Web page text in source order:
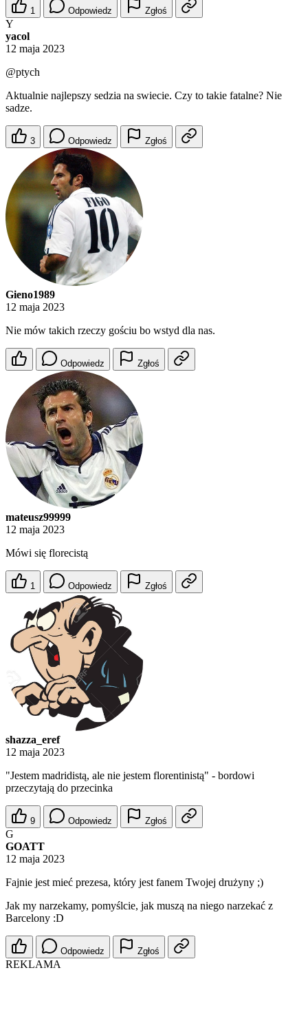
1 Odpowiedz Zgłoś
Y
yacol
12 maja 2023
@ptych
Aktualnie najlepszy sedzia na swiecie. Czy to takie fatalne? Nie
sadze.
3 Odpowiedz Zgłoś
Gieno1989
12 maja 2023
Nie mów takich rzeczy gościu bo wstyd dla nas.
Odpowiedz Zgłoś
mateusz99999
12 maja 2023
Mówi się florecistą
1 Odpowiedz Zgłoś
shazza_eref
12 maja 2023
"Jestem madridistą, ale nie jestem florentinistą" - bordowi
przeczytają do przecinka
9 Odpowiedz Zgłoś
G
GOATT
12 maja 2023
Fajnie jest mieć prezesa, który jest fanem Twojej drużyny ;)
Jak my narzekamy, pomyślcie, jak muszą na niego narzekać z
Barcelony :D
Odpowiedz Zgłoś
REKLAMA